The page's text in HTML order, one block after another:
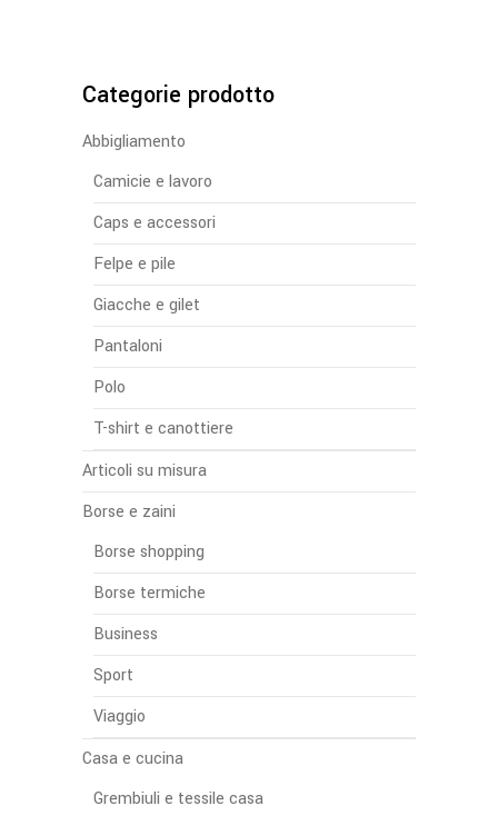
Categorie prodotto
Abbigliamento
Camicie e lavoro
Caps e accessori
Felpe e pile
Giacche e gilet
Pantaloni
Polo
T-shirt e canottiere
Articoli su misura
Borse e zaini
Borse shopping
Borse termiche
Business
Sport
Viaggio
Casa e cucina
Grembiuli e tessile casa